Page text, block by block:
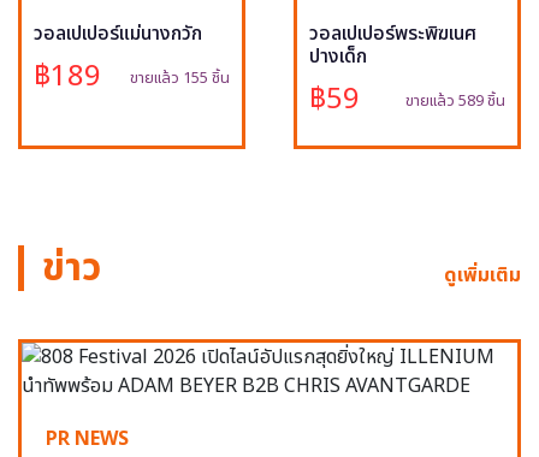
วอลเปเปอร์แม่นางกวัก
฿189 ขายแล้ว 155 ชิ้น
วอลเปเปอร์พระพิฆเนศ
ปางเด็ก
฿59 ขายแล้ว 589 ชิ้น
ข่าว ดูเพิ่มเติม
PR NEWS